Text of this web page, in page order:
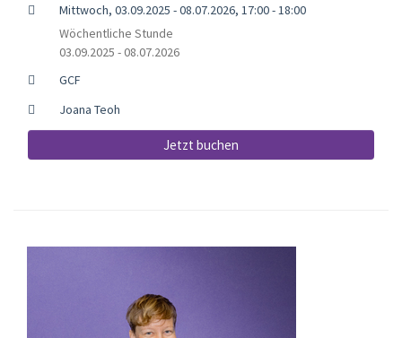
Mittwoch, 03.09.2025 - 08.07.2026, 17:00 - 18:00
Wöchentliche Stunde
03.09.2025 - 08.07.2026
GCF
Joana Teoh
Jetzt buchen